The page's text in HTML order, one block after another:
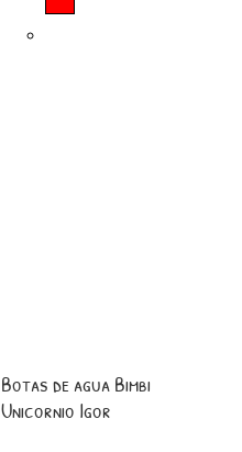
Botas de agua Bimbi
Unicornio Igor